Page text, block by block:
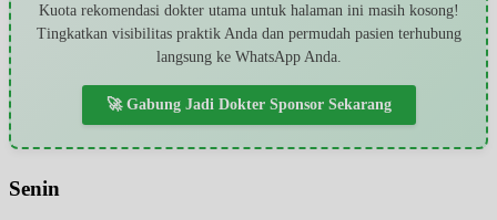
Kuota rekomendasi dokter utama untuk halaman ini masih kosong!
Tingkatkan visibilitas praktik Anda dan permudah pasien terhubung
langsung ke WhatsApp Anda.
🚀 Gabung Jadi Dokter Sponsor Sekarang
Senin